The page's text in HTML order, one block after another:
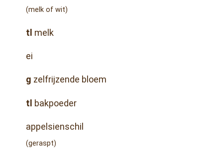
(melk of wit)
tl melk
ei
g zelfrijzende bloem
tl bakpoeder
appelsienschil
(geraspt)